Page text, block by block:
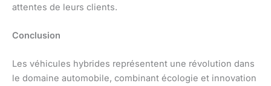
attentes de leurs clients.
Conclusion
Les véhicules hybrides représentent une révolution dans
le domaine automobile, combinant écologie et innovation